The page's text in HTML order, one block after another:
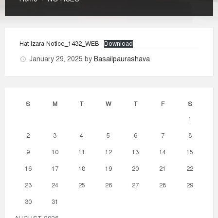
Hat Izara Notice_1432_WEB Download
January 29, 2025 by Basailpaurashava
S M T W T F S
1
2 3 4 5 6 7 8
9 10 11 12 13 14 15
16 17 18 19 20 21 22
23 24 25 26 27 28 29
30 31